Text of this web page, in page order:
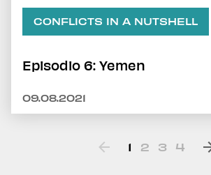
CONFLICTS IN A NUTSHELL
Episodio 6: Yemen
09.08.2021
1 2 3 4